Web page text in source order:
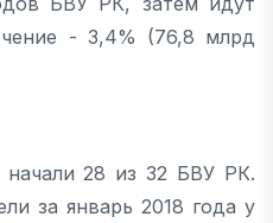
- 3,4% (76,8 млрд
28 из 32 БВУ РК.
за январь 2018 года у